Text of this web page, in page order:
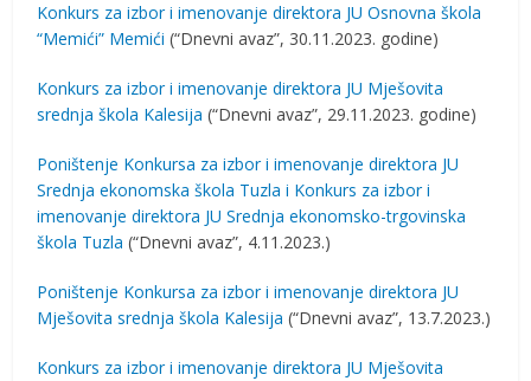
Konkurs za izbor i imenovanje direktora JU Osnovna škola
“Memići” Memići (“Dnevni avaz”, 30.11.2023. godine)
Konkurs za izbor i imenovanje direktora JU Mješovita
srednja škola Kalesija (“Dnevni avaz”, 29.11.2023. godine)
Poništenje Konkursa za izbor i imenovanje direktora JU
Srednja ekonomska škola Tuzla i Konkurs za izbor i
imenovanje direktora JU Srednja ekonomsko-trgovinska
škola Tuzla (“Dnevni avaz”, 4.11.2023.)
Poništenje Konkursa za izbor i imenovanje direktora JU
Mješovita srednja škola Kalesija (“Dnevni avaz”, 13.7.2023.)
Konkurs za izbor i imenovanje direktora JU Mješovita